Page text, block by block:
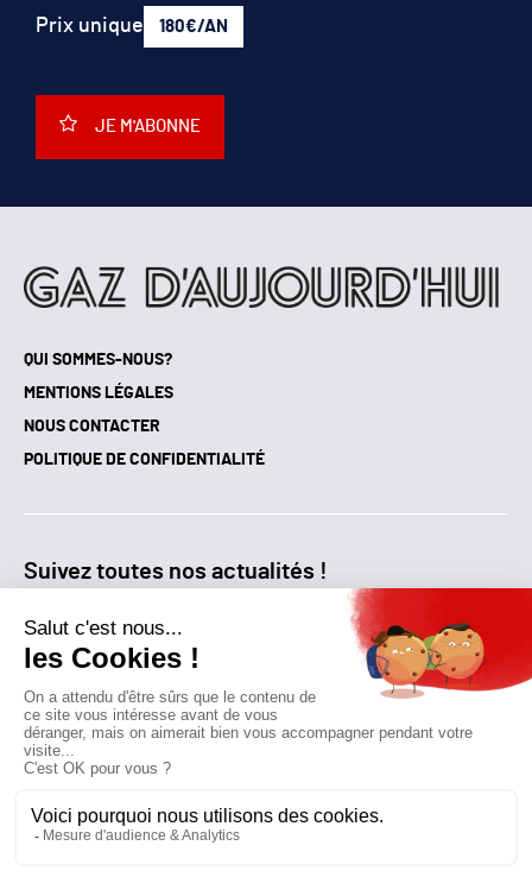
QUI SOMMES-NOUS?
MENTIONS LÉGALES
NOUS CONTACTER
POLITIQUE DE CONFIDENTIALITÉ
Suivez toutes nos actualités !
Qui sommes-nous?
Contactez-nous
Prix unique 180€/AN
JE M'ABONNE